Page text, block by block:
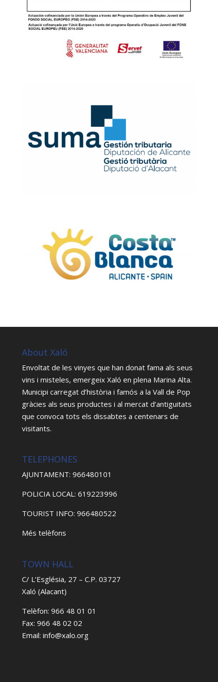
About Xaló
Envoltat de les vinyes que han donat fama als seus
vins i misteles, emergeix Xaló en plena Marina Alta.
Municipi carregat d’història i famós a la Vall de Pop
gràcies als seus productes i al mercat d’antiguitats
que convoca tots els dissabtes a centenars de
visitants.
TELEPHONES
AJUNTAMENT: 966480101
POLICIA LOCAL: 619223996
TOURIST INFO: 966480522
Més telèfons
TOWN HALL
C/ L’Església, 27 – C.P. 03727
Xaló (Alacant)
Telèfon: 966 48 01 01
Fax: 966 48 02 02
Email: info@xalo.org